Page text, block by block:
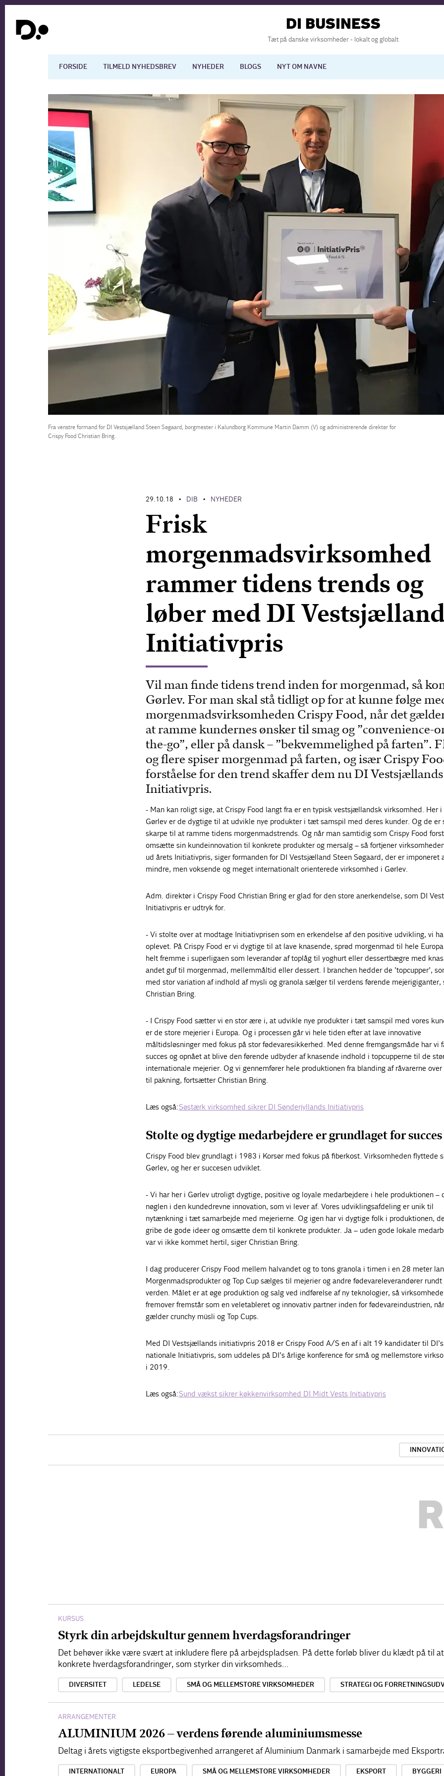
DI BUSINESS
Tæt på danske virksomheder - lokalt og globalt
FORSIDE TILMELD NYHEDSBREV NYHEDER BLOGS NYT OM NAVNE
Dansk økonomi Digitalisering International økonomi
Arbejdsmarkedet Uddannelse
Fra venstre formand for DI Vestsjælland Steen Søgaard, borgmester i Kalundborg Kommune Martin Damm (V) og administrerende direktør for
Crispy Food Christian Bring.
29.10.18 • DIB • NYHEDER
Frisk
morgenmadsvirksomhed
rammer tidens trends og
løber med DI
Initiativpris
Vil man finde tidens trend inden for morgenmad, så
Gørlev. For man skal stå tidligt op for at kunne følge
morgenmadsvirksomheden Crispy Food, når det
at ramme kundernes ønsker til smag og ”convenience-
the-go”, eller på dansk – ”bekvemmelighed på farten”.
og flere spiser morgenmad på farten, og især Crispy
forståelse for den trend skaffer dem nu DI Vestsjællands
Initiativpris.
- Man kan roligt sige, at Crispy Food langt fra er en typisk vestsjællandsk virksomhed. Her
Gørlev er de dygtige til at udvikle nye produkter i tæt samspil med deres kunder. Og de er
skarpe til at ramme tidens morgenmadstrends. Og når man samtidig som Crispy Food
omsætte sin kundeinnovation til konkrete produkter og mersalg – så fortjener
ud årets Initiativpris, siger formanden for DI Vestsjælland Steen Søgaard, der er imponeret
mindre, men voksende og meget internationalt orienterede virksomhed i Gørlev.
Adm. direktør i Crispy Food Christian Bring er glad for den store anerkendelse, som DI
Initiativpris er udtryk for.
- Vi stolte over at modtage Initiativprisen som en erkendelse af den positive udvikling, vi
oplevet. På Crispy Food er vi dygtige til at lave knasende, sprød morgenmad til hele
helt fremme i superligaen som leverandør af toplåg til yoghurt eller dessertbægre med
andet guf til morgenmad, mellemmåltid eller dessert. I branchen hedder de ’topcupper’,
med stor variation af indhold af mysli og granola sælger til verdens førende mejerigiganter,
Christian Bring.
- I Crispy Food sætter vi en stor ære i, at udvikle nye produkter i tæt samspil med vores
er de store mejerier i Europa. Og i processen går vi hele tiden efter at lave innovative
måltidsløsninger med fokus på stor fødevaresikkerhed. Med denne fremgangsmåde har vi
succes og opnået at blive den førende udbyder af knasende indhold i topcupperne til de
internationale mejerier. Og vi gennemfører hele produktionen fra blanding af råvarerne
til pakning, fortsætter Christian Bring.
Læs også:Søstærk virksomhed sikrer DI Sønderjyllands Initiativpris
Stolte og dygtige medarbejdere er grundlaget for succes
Crispy Food blev grundlagt i 1983 i Korsør med fokus på fiberkost. Virksomheden flyttede
Gørlev, og her er succesen udviklet.
- Vi har her i Gørlev utroligt dygtige, positive og loyale medarbejdere i hele produktionen –
nøglen i den kundedrevne innovation, som vi lever af. Vores udviklingsafdeling er unik til
nytænkning i tæt samarbejde med mejerierne. Og igen har vi dygtige folk i produktionen,
gribe de gode ideer og omsætte dem til konkrete produkter. Ja – uden gode lokale
var vi ikke kommet hertil, siger Christian Bring.
I dag producerer Crispy Food mellem halvandet og to tons granola i timen i en 28 meter
Morgenmadsprodukter og Top Cup sælges til mejerier og andre fødevareleverandører
verden. Målet er at øge produktion og salg ved indførelse af ny teknologier, så
fremover fremstår som en veletableret og innovativ partner inden for fødevareindustrien,
gælder crunchy müsli og Top Cups.
Med DI Vestsjællands initiativpris 2018 er Crispy Food A/S en af i alt 19 kandidater til DI’s
nationale Initiativpris, som uddeles på DI’s årlige konference for små og mellemstore
i 2019.
Læs også:Sund vækst sikrer køkkenvirksomhed DI Midt Vests Initiativpris
KURSUS
Styrk din arbejdskultur gennem hverdagsforandringer
Det behøver ikke være svært at inkludere flere på arbejdspladsen. På dette forløb bliver du klædt på til
konkrete hverdagsforandringer, som styrker din virksomheds…
DIVERSITET LEDELSE SMÅ OG MELLEMSTORE VIRKSOMHEDER STRATEGI OG
ARRANGEMENTER
ALUMINIUM 2026 – verdens førende aluminiumsmesse
Deltag i årets vigtigste eksportbegivenhed arrangeret af Aluminium Danmark i samarbejde med
INTERNATIONALT EUROPA SMÅ OG MELLEMSTORE VIRKSOMHEDER EKSPORT BYGGERI